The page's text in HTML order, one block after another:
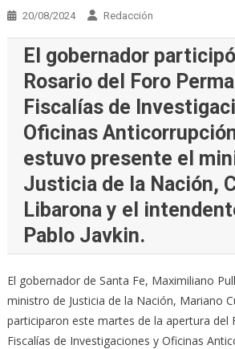
20/08/2024 Redacción
El gobernador
Rosario del Foro
Fiscalías de
Oficinas
estuvo presente el
Justicia de la Nación,
Libarona y el
Pablo Javkin.
El gobernador de Santa Fe, Maximiliano
ministro de Justicia de la Nación, Mariano
participaron este martes de la apertura del
Fiscalías de Investigaciones y Oficinas